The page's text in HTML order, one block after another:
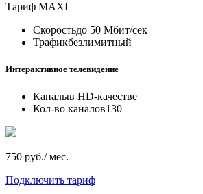
Тариф MAXI
Скоростьдо 50 Мбит/сек
Трафикбезлимитный
Интерактивное телевидение
Каналыв HD-качестве
Кол-во каналов130
750 руб./ мес.
Подключить тариф